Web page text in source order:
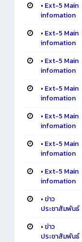
• Ext-5 Main
infomation
• Ext-5 Main
infomation
• Ext-5 Main
infomation
• Ext-5 Main
infomation
• Ext-5 Main
infomation
• Ext-5 Main
infomation
• Ext-5 Main
infomation
• ข่าว
ประชาสัมพันธ์
• ข่าว
ประชาสัมพันธ์